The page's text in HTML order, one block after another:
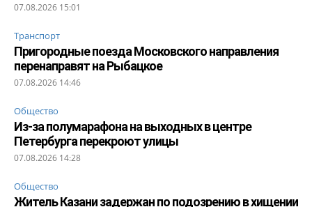
07.08.2026 15:01
Транспорт
Пригородные поезда Московского направления
перенаправят на Рыбацкое
07.08.2026 14:46
Общество
Из-за полумарафона на выходных в центре
Петербурга перекроют улицы
07.08.2026 14:28
Общество
Житель Казани задержан по подозрению в хищении